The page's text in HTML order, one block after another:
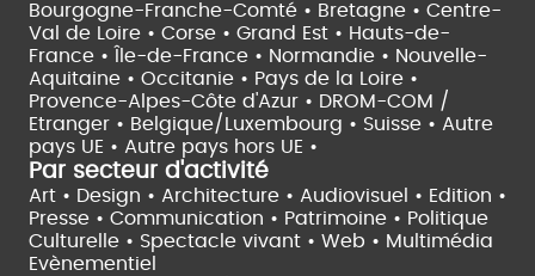
Bourgogne-Franche-Comté • Bretagne • Centre-
Val de Loire • Corse • Grand Est • Hauts-de-
France •
Île-de-France • Normandie • Nouvelle-
Aquitaine • Occitanie • Pays de la Loire •
Provence-Alpes-Côte d'Azur • DROM-COM /
Etranger • Belgique/Luxembourg • Suisse • Autre
pays UE • Autre pays hors UE •
Par secteur d'activité
Art • Design • Architecture • Audiovisuel • Edition •
Presse • Communication • Patrimoine • Politique
Culturelle • Spectacle vivant • Web • Multimédia
Evènementiel